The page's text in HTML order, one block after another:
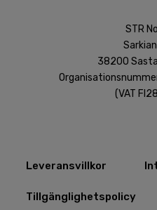
STR
38200
(VAT
Leveransvillkor
Tillgänglighetspolicy